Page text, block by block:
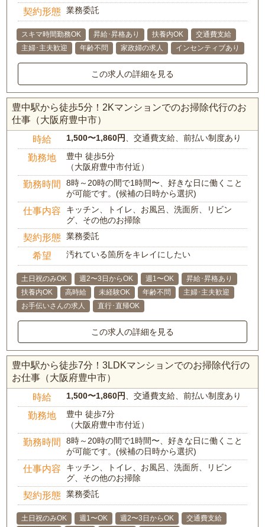
契約形態 業務委託
スキマ時間勤務OK 昇給･昇格あり 扶養内OK
交通費支給
主婦･主夫歓迎
年齢不問 家政婦の求人 インセンティブあり
この求人の詳細を見る
豊中駅から徒歩5分！2Kマンションでのお掃除代行のお
仕事（大阪府豊中市）
時給 1,500〜1,860円、交通費支給、前払い制度あり
勤務地
豊中 徒歩5分
（大阪府豊中市付近）
勤務時間
8時～20時の間で1時間〜、好きな日に働くこと
が可能です。(候補の日時から選択)
仕事内容
キッチン、トイレ、お風呂、洗面所、リビン
グ、その他のお掃除
契約形態 業務委託
希望 汚れている箇所をキレイにしたい
土日祝のみOK 週2〜3日からOK 週1〜OK
昇給･昇格あり
扶養内OK
高時給 未経験OK 年齢不問
主婦･主夫歓迎
お手伝いさんの求人
直行･直帰OK
この求人の詳細を見る
豊中駅から徒歩7分！3LDKマンションでのお掃除代行の
お仕事（大阪府豊中市）
時給 1,500〜1,860円、交通費支給、前払い制度あり
勤務地
豊中 徒歩7分
（大阪府豊中市付近）
勤務時間
8時～20時の間で1時間〜、好きな日に働くこと
が可能です。(候補の日時から選択)
仕事内容
キッチン、トイレ、お風呂、洗面所、リビン
グ、その他のお掃除
契約形態 業務委託
土日祝のみOK 週1〜OK 週2〜3日からOK
交通費支給